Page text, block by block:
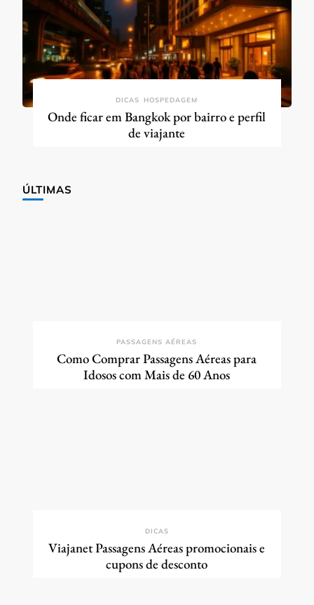
DICAS HOSPEDAGEM
Onde ficar em Bangkok por bairro e perfil
de viajante
ÚLTIMAS
PASSAGENS AÉREAS
Como Comprar Passagens Aéreas para
Idosos com Mais de 60 Anos
DICAS
Viajanet Passagens Aéreas promocionais e
cupons de desconto